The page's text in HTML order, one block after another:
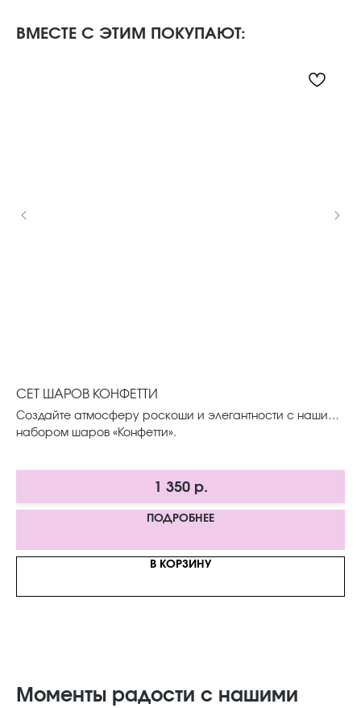
ВМЕСТЕ С ЭТИМ ПОКУПАЮТ:
СЕТ ШАРОВ КОНФЕТТИ
Создайте атмосферу роскоши и элегантности с нашим
набором шаров «Конфетти».
1 350 р.
ПОДРОБНЕЕ
В КОРЗИНУ
Моменты радости с нашими